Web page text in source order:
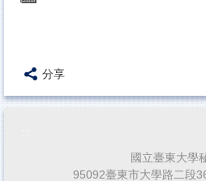
分享
國立臺東大學
95092臺東市大學路二段